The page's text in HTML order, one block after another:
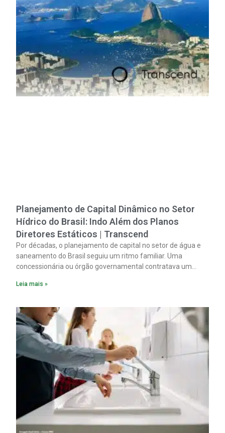
Planejamento de Capital Dinâmico no Setor
Hídrico do Brasil: Indo Além dos Planos
Diretores Estáticos | Transcend
Por décadas, o planejamento de capital no setor de água e
saneamento do Brasil seguiu um ritmo familiar. Uma
concessionária ou órgão governamental contratava um
Leia mais »